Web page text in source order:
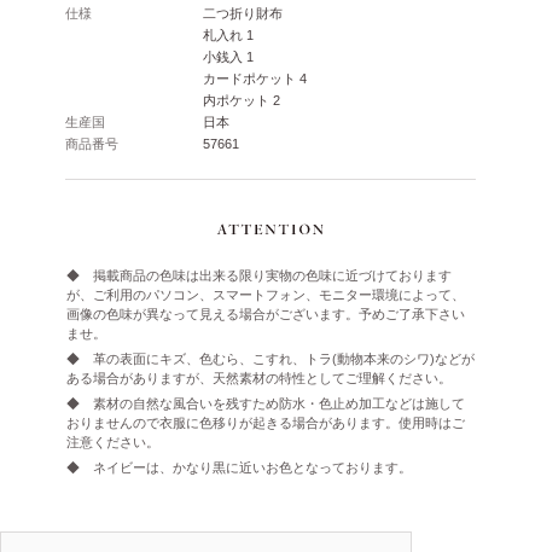
仕様
二つ折り財布
札入れ 1
小銭入 1
カードポケット 4
内ポケット 2
生産国
日本
商品番号
57661
◆ 掲載商品の色味は出来る限り実物の色味に近づけております
が、ご利用のパソコン、スマートフォン、モニター環境によって、
画像の色味が異なって見える場合がございます。予めご了承下さい
ませ。
◆ 革の表面にキズ、色むら、こすれ、トラ(動物本来のシワ)などが
ある場合がありますが、天然素材の特性としてご理解ください。
◆ 素材の自然な風合いを残すため防水・色止め加工などは施して
おりませんので衣服に色移りが起きる場合があります。使用時はご
注意ください。
◆ ネイビーは、かなり黒に近いお色となっております。